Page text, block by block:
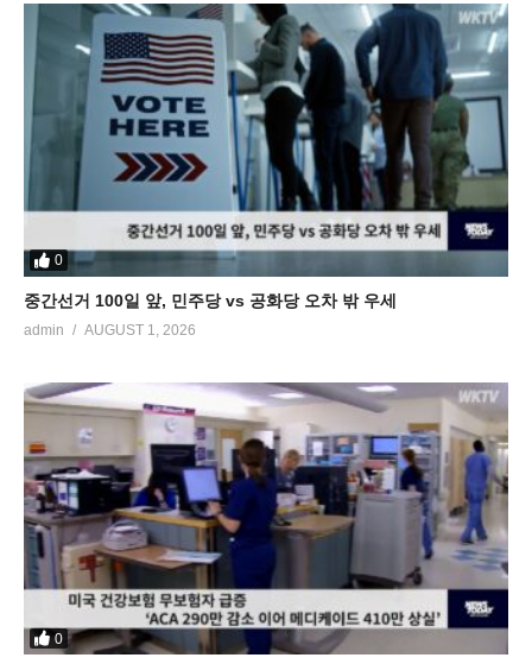
0
중간선거 100일 앞, 민주당 vs 공화당 오차 밖 우세
admin AUGUST 1, 2026
0